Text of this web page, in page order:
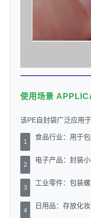
使用场景
该PE自封袋广泛应用
1
食品行业：用于
2
电子产品：封装
3
工业零件：包装
4
日用品：存放化